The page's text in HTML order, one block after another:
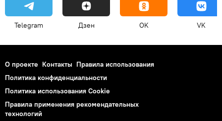
Telegram Дзен OK VK
О проекте Контакты Правила использования
Политика конфиденциальности
Политика использования Cookie
Правила применения рекомендательных
технологий